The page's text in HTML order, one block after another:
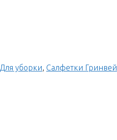
Для уборки, Салфетки Гринвей